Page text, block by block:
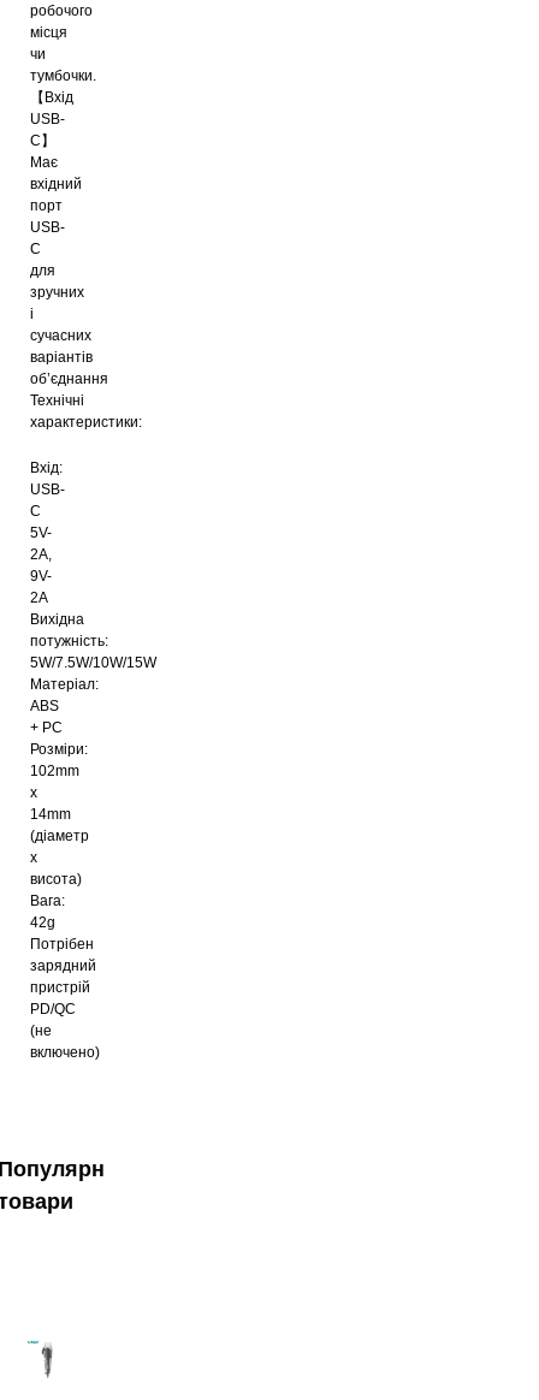
робочого
місця
чи
тумбочки.
【Вхід
USB-
C】
Має
вхідний
порт
USB-
C
для
зручних
і
сучасних
варіантів
об’єднання
Технічні
характеристики:
Вхід:
USB-
C
5V-
2A,
9V-
2A
Вихідна
потужність:
5W/7.5W/10W/15W
Матеріал:
ABS
+ PC
Розміри:
102mm
x
14mm
(діаметр
x
висота)
Вага:
42g
Потрібен
зарядний
пристрій
PD/QC
(не
включено)